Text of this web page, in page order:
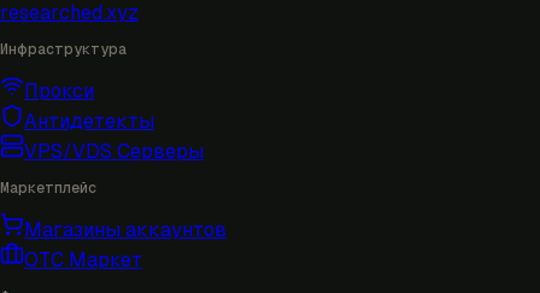
researched.xyz
Инфраструктура
Прокси
Антидетекты
VPS/VDS Серверы
Маркетплейс
Магазины аккаунтов
OTC Маркет